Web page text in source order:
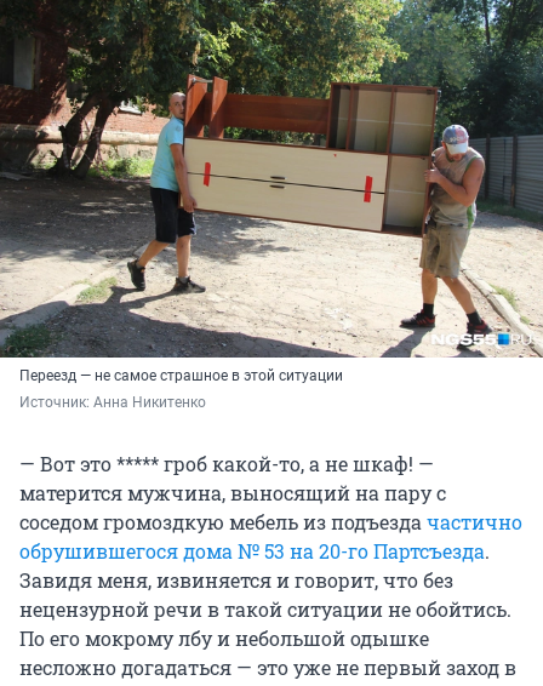
Переезд — не самое страшное в этой ситуации
Источник: Анна Никитенко
— Вот это ***** гроб какой-то, а не шкаф! —
матерится мужчина, выносящий на пару с
соседом громоздкую мебель из подъездачастично
обрушившегося дома № 53 на 20-го Партсъезда.
Завидя меня, извиняется и говорит, что без
нецензурной речи в такой ситуации не обойтись.
По его мокрому лбу и небольшой одышке
несложно догадаться — это уже не первый заход в